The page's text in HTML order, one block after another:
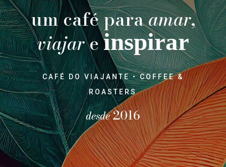
um café paraamar,
viajareinspirar
CAFÉ DO VIAJANTE • COFFEE &
ROASTERS
desde2016